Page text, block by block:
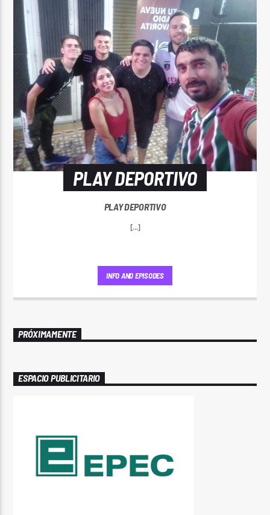
PLAY DEPORTIVO
PLAY DEPORTIVO
[...]
INFO AND EPISODES
PRÓXIMAMENTE
ESPACIO PUBLICITARIO